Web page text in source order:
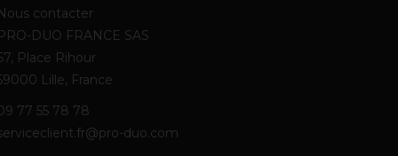
contacter
DUO FRANCE SAS
Place Rihour
Lille, France
77 55 78 78
duo.com